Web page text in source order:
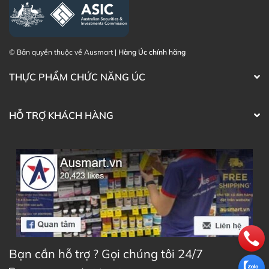
© Bản quyền thuộc về Ausmart | Hàng Úc chính hãng
THỰC PHẨM CHỨC NĂNG ÚC
HỖ TRỢ KHÁCH HÀNG
Bạn cần hỗ trợ ? Gọi chúng tôi 24/7